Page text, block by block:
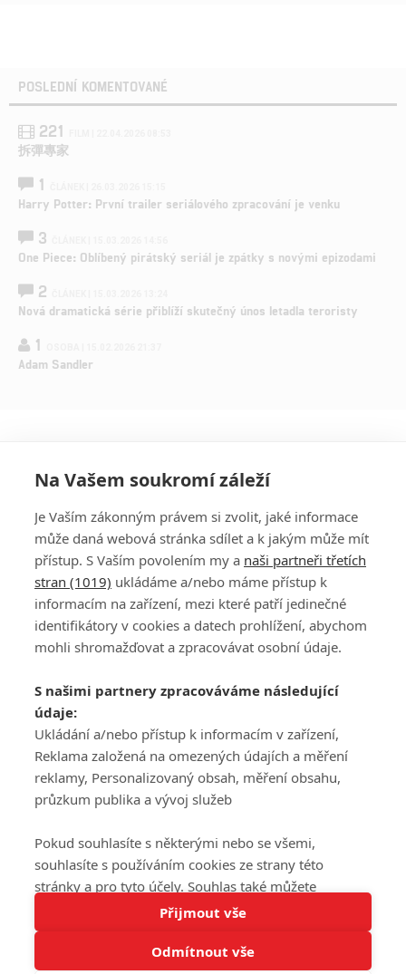
Tato stránka používá soubory cookies.
Rozumím
POSLEDNÍ KOMENTOVANÉ
221
拆彈專家
1
Harry Potter: První trailer seriálového zpracování je venku
3
One Piece: Oblíbený pirátský seriál je zpátky s novými epizodami
2
Nová dramatická série přiblíží skutečný únos letadla teroristy
1
Adam Sandler
PŘIHLÁSIT
REGISTROVAT
DISKUZE
Šéfredaktorkou webu jePetr Slavík, e-mailserialy@fandimefilmu.cz
Máte-li zájem o inzerci na našem webu napište nám na e-mail
studio@koncal.com
Ochrana osobních údajů|Zásady používání cookies |Pravidla webu
Upravit nastavení soukromí
© 2016 – 2026 FandimeSerialum.cz / All rights reserved /
Na Vašem soukromí záleží
Je Vaším zákonným právem si zvolit, jaké informace
může daná webová stránka sdílet a k jakým může mít
přístup. S Vaším povolením my a naši partneři třetích
stran (1019) ukládáme a/nebo máme přístup k
informacím na zařízení, mezi které patří jedinečné
identifikátory v cookies a datech prohlížení, abychom
mohli shromažďovat a zpracovávat osobní údaje.
S našimi partnery zpracováváme následující
údaje:
Ukládání a/nebo přístup k informacím v zařízení,
Reklama založená na omezených údajích a měření
reklamy, Personalizovaný obsah, měření obsahu,
průzkum publika a vývoj služeb
Pokud souhlasíte s některými nebo se všemi,
souhlasíte s používáním cookies ze strany této
stránky a pro tyto účely. Souhlas také můžete
odmítnout, ale v takovém případě vám na stránce
nebudou k dispozici některé personalizované funkce.
Vaše volby souhlasu se budou vztahovat pouze na
Přijmout vše
Odmítnout vše